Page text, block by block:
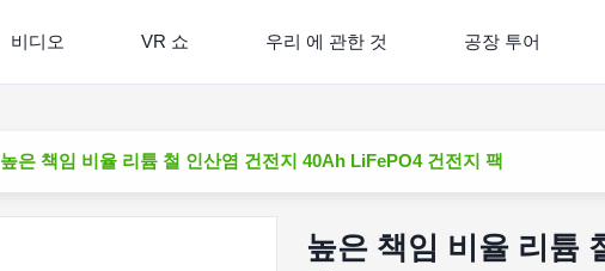
비디오 VR 쇼 우리 에 관한 것 공장 투어
높은 책임 비율 리튬 철 인산염 건전지 40Ah LiFePO4 건전지 팩
높은 책임 비율 리튬